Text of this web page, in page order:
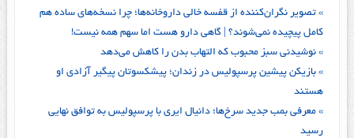
» تصویر نگران‌کننده از قفسه خالی داروخانه‌ها؛ چرا نسخه‌های ساده هم
کامل پیچیده نمی‌شوند؟ | گاهی دارو هست اما سهم همه نیست!
» نوشیدنی سبز محبوب که التهاب بدن را کاهش می‌دهد
» بازیکن پیشین پرسپولیس در زندان؛ پیشکسوتان پیگیر آزادی او
هستند
» معرفی بمب جدید سرخ‌ها؛ دانیال ایری با پرسپولیس به توافق نهایی
رسید